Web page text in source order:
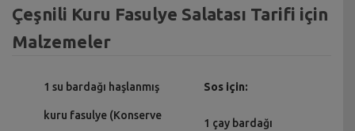
Çeşnili Kuru Fasulye Salatası Tarifi için
Malzemeler
1 su bardağı haşlanmış
kuru fasulye (Konserve
Sos için:
1 çay bardağı